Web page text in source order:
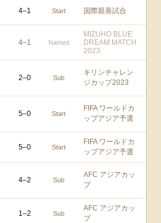
4–1 Start 国際親善試合
4–1 Named
MIZUHO BLUE
DREAM MATCH
2023
2–0 Sub
キリンチャレン
ジカップ2023
5–0 Start
FIFA ワールドカ
ップアジア予選
5–0 Start
FIFA ワールドカ
ップアジア予選
4–2 Sub
AFC アジアカッ
プ
1–2 Sub
AFC アジアカッ
プ